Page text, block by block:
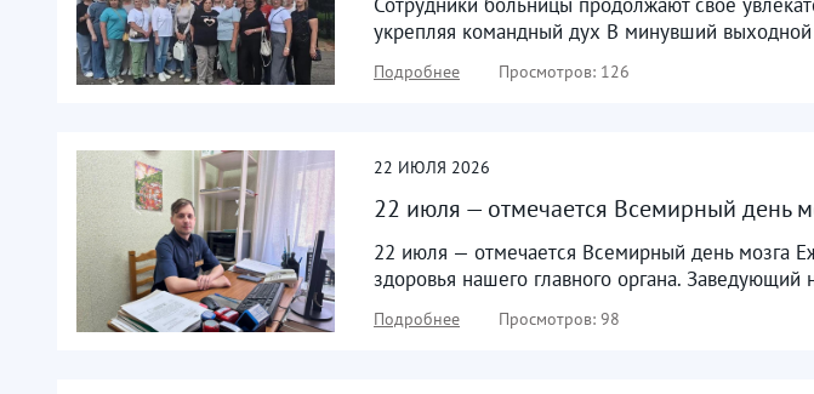
укрепляя командный дух В минувший выходной
Подробнее Просмотров: 126
22 ИЮЛЯ 2026
22 июля — отмечается Всемирный день
22 июля — отмечается Всемирный день мозга
здоровья нашего главного органа.
Подробнее Просмотров: 98